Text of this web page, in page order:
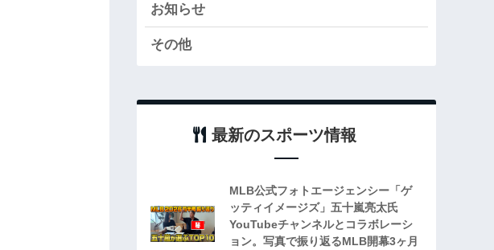
お知らせ
その他
最新のスポーツ情報
MLB公式フォトエージェンシー「ゲ
ッティイメージズ」五十嵐亮太氏
YouTubeチャンネルとコラボレーシ
ョン。写真で振り返るMLB開幕3ヶ月